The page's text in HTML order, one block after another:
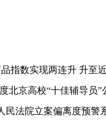
指数实现两连升 升至
北京高校“十佳辅导员”
民法院立案偏离度预警